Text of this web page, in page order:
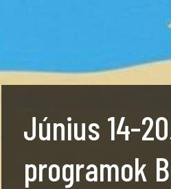
Június 14-
programok